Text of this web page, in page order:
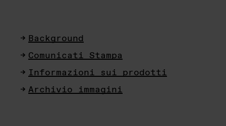
Background
Comunicati Stampa
Informazioni sui prodotti
Archivio immagini